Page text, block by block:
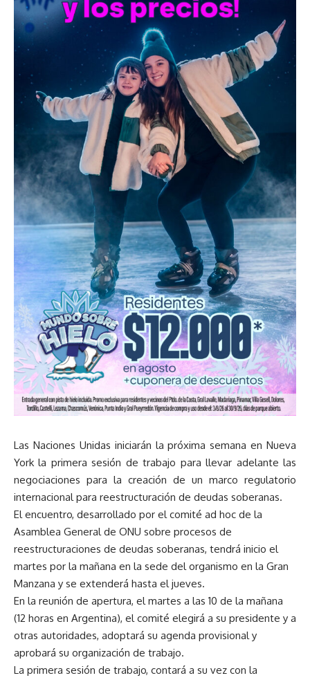
Las Naciones Unidas iniciarán la próxima semana en Nueva
York la primera sesión de trabajo para llevar adelante las
negociaciones para la creación de un marco regulatorio
internacional para reestructuración de deudas soberanas.
El encuentro, desarrollado por el comité ad hoc de la
Asamblea General de ONU sobre procesos de
reestructuraciones de deudas soberanas, tendrá inicio el
martes por la mañana en la sede del organismo en la Gran
Manzana y se extenderá hasta el jueves.
En la reunión de apertura, el martes a las 10 de la mañana
(12 horas en Argentina), el comité elegirá a su presidente y a
otras autoridades, adoptará su agenda provisional y
aprobará su organización de trabajo.
La primera sesión de trabajo, contará a su vez con la